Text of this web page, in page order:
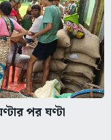
পর ঘণ্টা